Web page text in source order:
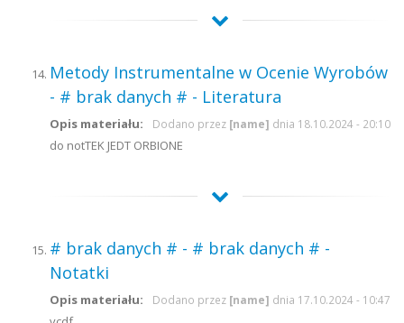
Metody Instrumentalne w Ocenie Wyrobów
- # brak danych # - Literatura
Dodano przez [name] dnia 18.10.2024 - 20:10
Opis materiału:
do notTEK JEDT ORBIONE
# brak danych # - # brak danych # -
Notatki
Dodano przez [name] dnia 17.10.2024 - 10:47
Opis materiału: